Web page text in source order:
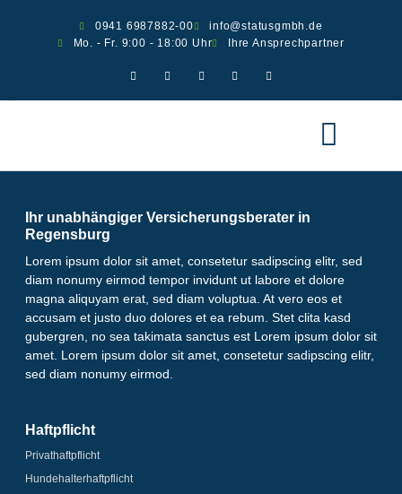
0941 6987882-00
info@statusgmbh.de
Mo. - Fr. 9:00 - 18:00 Uhr
Ihre Ansprechpartner
Ihr unabhängiger Versicherungsberater in
Regensburg
Lorem ipsum dolor sit amet, consetetur sadipscing elitr, sed
diam nonumy eirmod tempor invidunt ut labore et dolore
magna aliquyam erat, sed diam voluptua. At vero eos et
accusam et justo duo dolores et ea rebum. Stet clita kasd
gubergren, no sea takimata sanctus est Lorem ipsum dolor sit
amet. Lorem ipsum dolor sit amet, consetetur sadipscing elitr,
sed diam nonumy eirmod.
Haftpflicht
Privathaftpflicht
Hundehalter­haftpflicht